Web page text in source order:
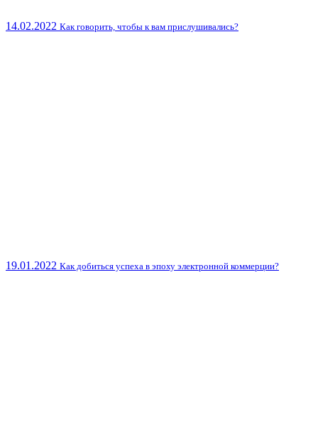
14.02.2022 Как говорить, чтобы к вам прислушивались?
19.01.2022 Как добиться успеха в эпоху электронной коммерции?